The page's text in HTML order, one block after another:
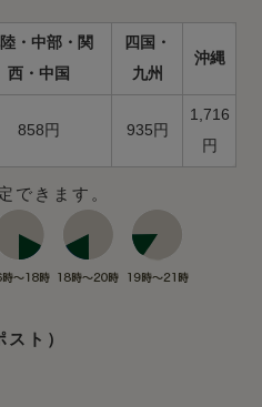
・中部・関
西・中国
四国・
九州
沖縄
858円 935円
1,716
円
できます。
ト）